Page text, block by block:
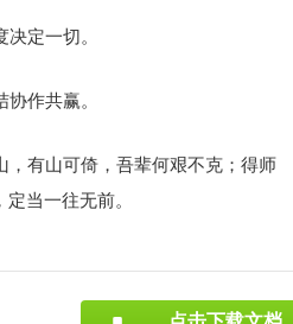
定一切。
作共赢。
，有山可倚，吾辈何艰不克；得师
当一往无前。